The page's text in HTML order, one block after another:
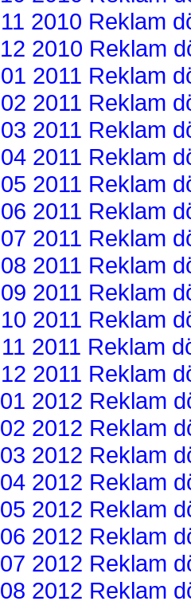
11 2010 Reklam
12 2010 Reklam
01 2011 Reklam
02 2011 Reklam
03 2011 Reklam
04 2011 Reklam
05 2011 Reklam
06 2011 Reklam
07 2011 Reklam
08 2011 Reklam
09 2011 Reklam
10 2011 Reklam
11 2011 Reklam
12 2011 Reklam
01 2012 Reklam
02 2012 Reklam
03 2012 Reklam
04 2012 Reklam
05 2012 Reklam
06 2012 Reklam
07 2012 Reklam
08 2012 Reklam